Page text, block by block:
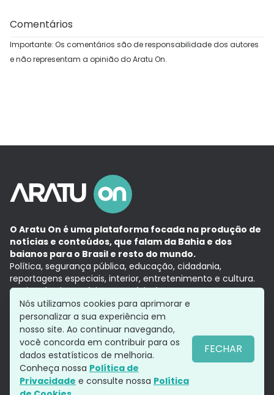
Comentários
Importante: Os comentários são de responsabilidade dos autores
e não representam a opinião do Aratu On.
O Aratu On é uma plataforma focada na produção de
notícias e conteúdos, que falam da Bahia e dos
baianos para o Brasil e resto do mundo.
Política, segurança pública, educação, cidadania,
reportagens especiais, interior, entretenimento e cultura.
Aqui, tudo vira notícia e a notícia é no tempo presente,
com a credibilidade do Grupo Aratu.
Grupo Aratu
Política de privacidade
Siga-nos
Nós utilizamos cookies para aprimorar e
personalizar a sua experiência em
nosso site. Ao continuar navegando,
você concorda em contribuir para os
dados estatísticos de melhoria.
Conheça nossa Política de
Privacidade e consulte nossa Política
FECHAR